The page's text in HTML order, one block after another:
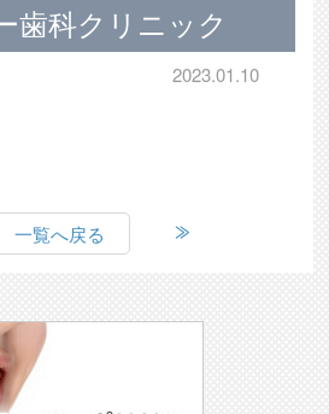
歯科クリニック
2023.01.10
一覧へ戻る